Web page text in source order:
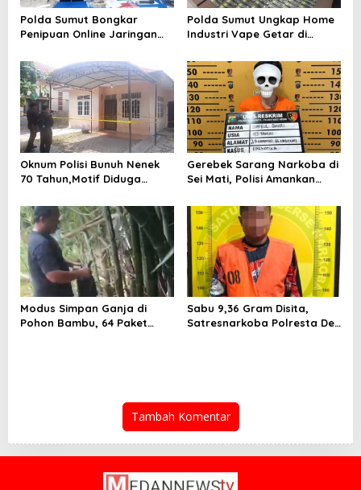
Polda Sumut Bongkar
Penipuan Online Jaringan
Rp 6,7 Miliar
Polda Sumut Ungkap Home
Industri Vape Getar di
Oknum Polisi Bunuh Nenek
70 Tahun,Motif Diduga
Gerebek Sarang Narkoba di
Sei Mati, Polisi Amankan
Modus Simpan Ganja di
Pohon Bambu, 64 Paket
Sabu 9,36 Gram Disita,
Satresnarkoba Polresta Deli
Tambah Komentar